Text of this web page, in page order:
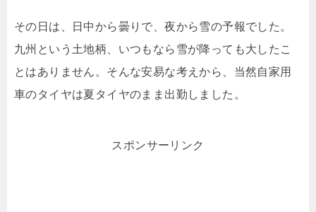
その日は、日中から曇りで、夜から雪の予報でした。
九州という土地柄、いつもなら雪が降っても大したこ
とはありません。そんな安易な考えから、当然自家用
車のタイヤは夏タイヤのまま出勤しました。
スポンサーリンク